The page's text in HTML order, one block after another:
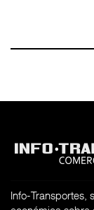
Info-Transportes,